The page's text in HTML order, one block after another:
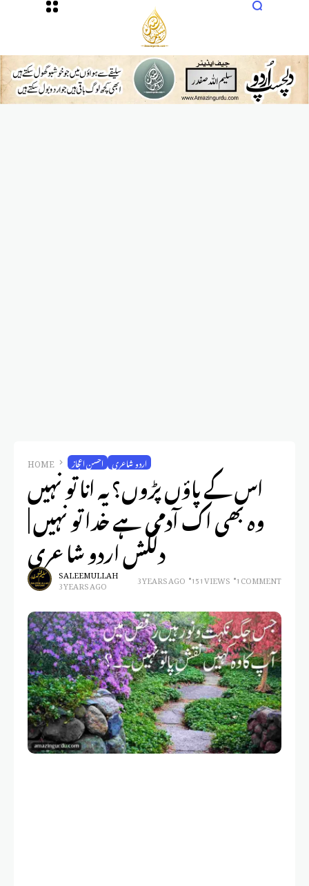
HOME احسن اعجاز اردو شاعری
اس کے پاؤں پڑوں؟ یہ انا تو نہیں
وہ بھی اک آدمی ہے خدا تو نہیں |
دلکش اردو شاعری
SALEEM ULLAH
3 YEARS AGO 3 YEARS AGO 151 VIEWS 1 COMMENT